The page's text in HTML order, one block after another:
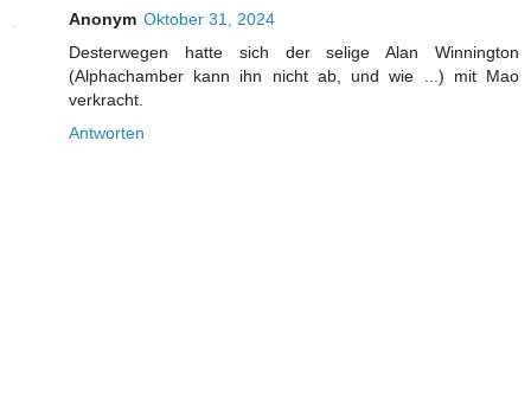
Anonym Oktober 31, 2024
Desterwegen hatte sich der selige Alan Winnington
(Alphachamber kann ihn nicht ab, und wie ...) mit Mao
verkracht.
Antworten